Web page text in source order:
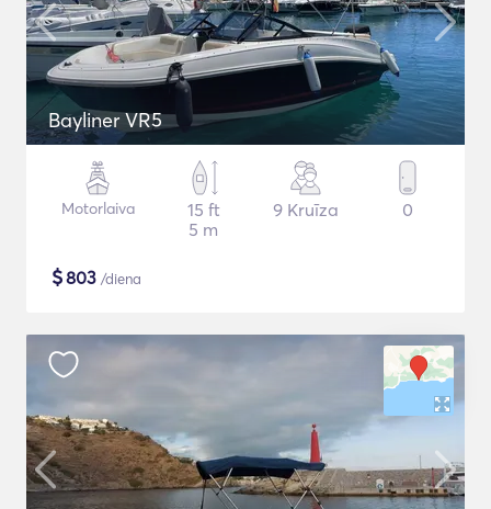
Bayliner VR5
Motorlaiva
15 ft
5 m
9 Kruīza 0
$803 /diena